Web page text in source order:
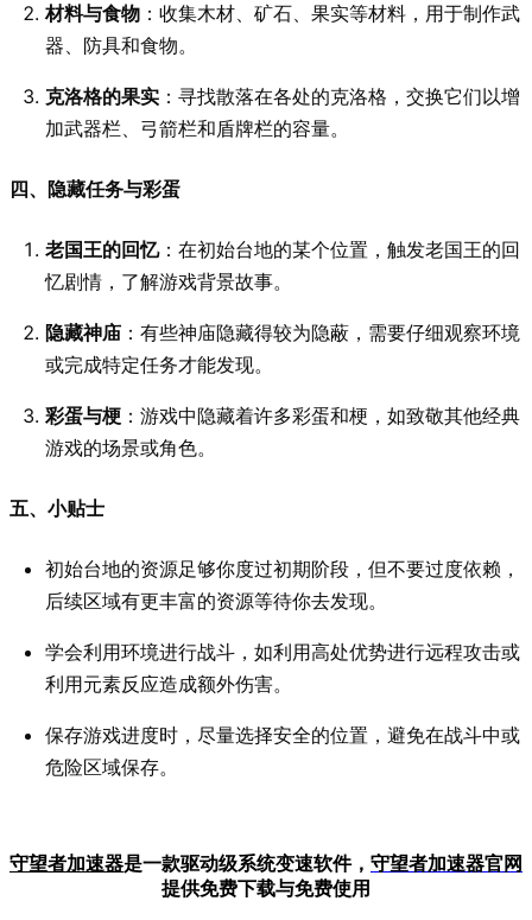
材料与食物 ：收集木材、矿石、果实等材料，用于制作武
器、防具和食物。
克洛格的果实 ：寻找散落在各处的克洛格，交换它们以增
加武器栏、弓箭栏和盾牌栏的容量。
四、隐藏任务与彩蛋
老国王的回忆：在初始台地的某个位置，触发老国王的回
忆剧情，了解游戏背景故事。
隐藏神庙 ：有些神庙隐藏得较为隐蔽，需要仔细观察环境
或完成特定任务才能发现。
彩蛋与梗 ：游戏中隐藏着许多彩蛋和梗，如致敬其他经典
游戏的场景或角色。
五、小贴士
初始台地的资源足够你度过初期阶段，但不要过度依赖，
后续区域有更丰富的资源等待你去发现。
学会利用环境进行战斗，如利用高处优势进行远程攻击或
利用元素反应造成额外伤害。
保存游戏进度时，尽量选择安全的位置，避免在战斗中或
危险区域保存。
守望者加速器是一款驱动级系统变速软件， 守望者加速器官网
提供免费下载与免费使用